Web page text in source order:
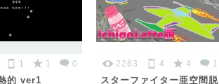
1 1 0
的 ver1
2263 4 4 1
スターファイター亜空間脱